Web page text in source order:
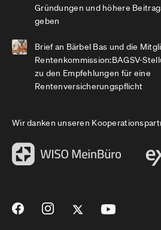
Gründungen und höhere
geben
Brief an Bärbel Bas und die
Rentenkommission:BAGSV-
zu den Empfehlungen für eine
Rentenversicherungspflicht
Wir danken unseren